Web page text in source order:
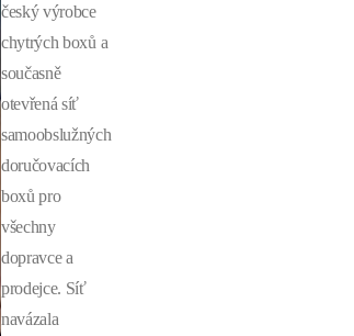
český výrobce
chytrých boxů a
současně
otevřená síť
samoobslužných
doručovacích
boxů pro
všechny
dopravce a
prodejce. Síť
navázala